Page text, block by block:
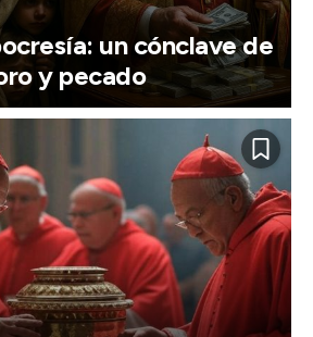
un cónclave de
y pecado